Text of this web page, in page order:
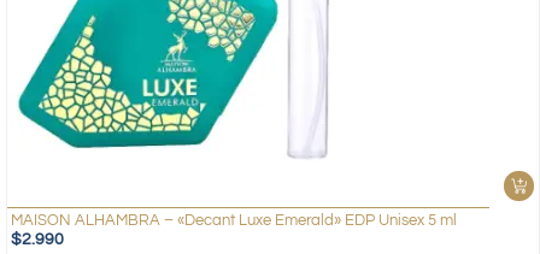
MAISON ALHAMBRA – «Decant Luxe Emerald» EDP Unisex 5 ml
$2.990